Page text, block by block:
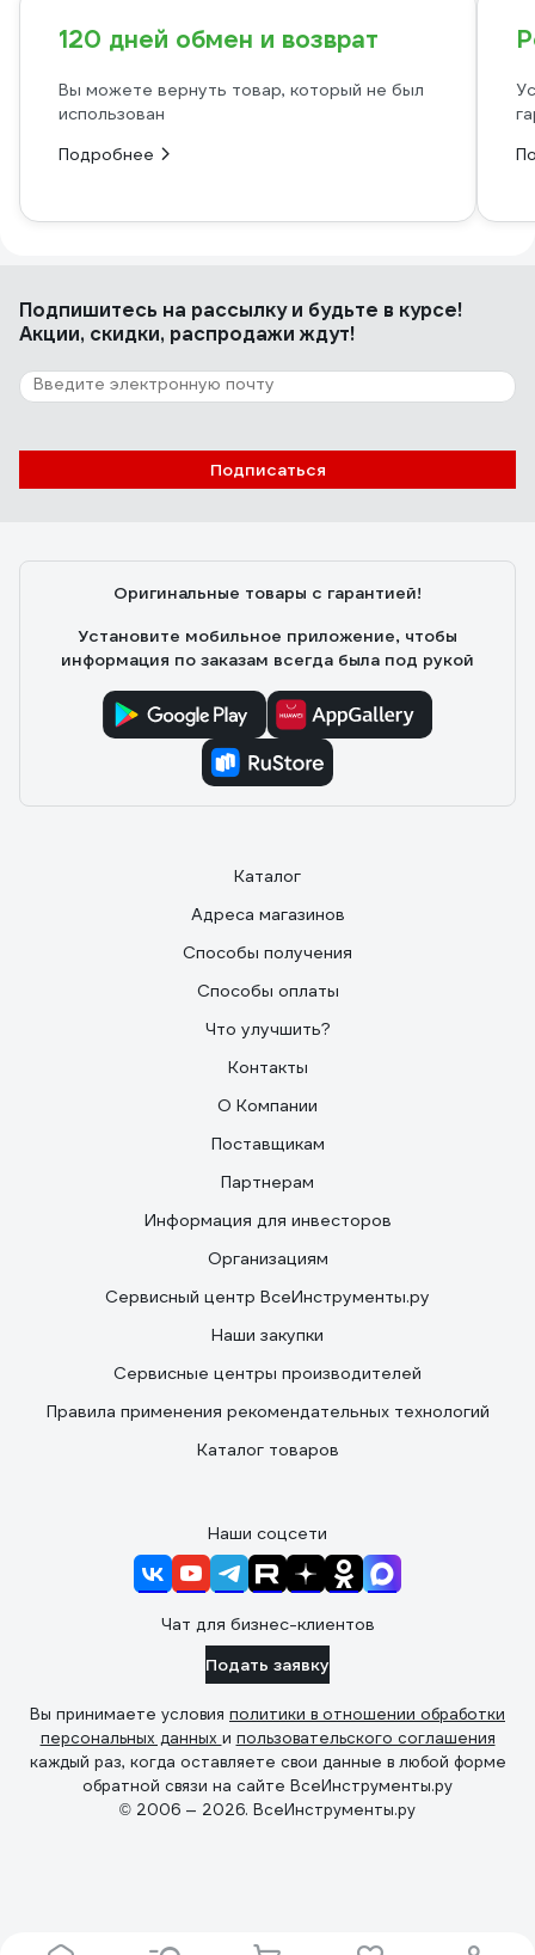
120 дней обмен и возврат
Вы можете вернуть товар, который не был
использован
Подробнее
Подпишитесь на рассылкуи будьте в курсе!
Акции, скидки, распродажи ждут!
Подписаться
Оригинальные товары с гарантией!
Установите мобильное приложение, чтобы
информация по заказам всегда была под рукой
Каталог
Адреса магазинов
Способы получения
Способы оплаты
Что улучшить?
Контакты
О Компании
Поставщикам
Партнерам
Информация для инвесторов
Организациям
Сервисный центр ВсеИнструменты.ру
Наши закупки
Сервисные центры производителей
Правила применения рекомендательных технологий
Каталог товаров
Наши соцсети
Чат для бизнес-клиентов
Подать заявку
Вы принимаете условия политики в отношении обработки
персональных данных и пользовательского соглашения
каждый раз, когда оставляете свои данные в любой форме
обратной связи на сайте ВсеИнструменты.ру
© 2006 — 2026. ВсеИнструменты.ру